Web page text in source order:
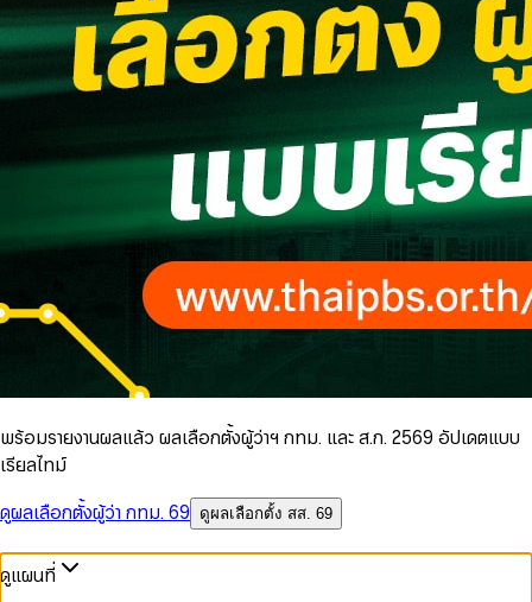
พร้อมรายงานผลแล้ว ผลเลือกตั้งผู้ว่าฯ กทม. และ ส.ก. 2569 อัปเดตแบบ
เรียลไทม์
ดูผลเลือกตั้งผู้ว่า กทม. 69
ดูผลเลือกตั้ง สส. 69
ดูแผนที่